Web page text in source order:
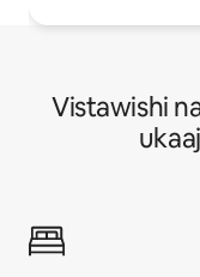
Vistawishi